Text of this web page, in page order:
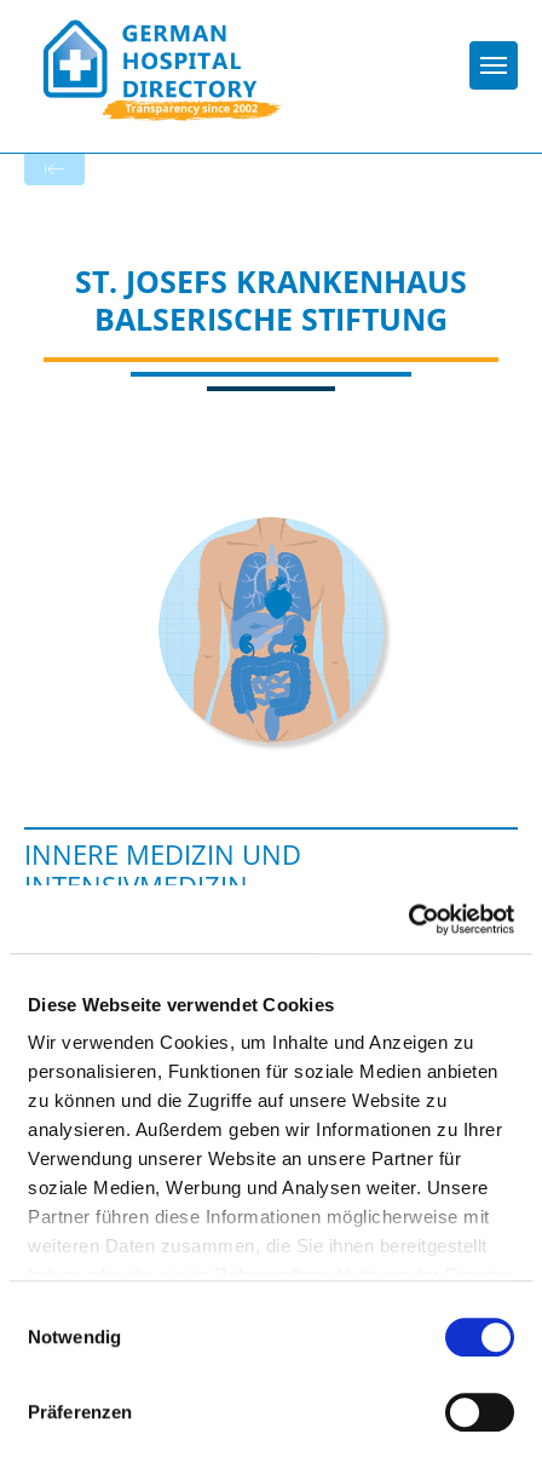
Diese Webseite verwendet Cookies
Wir verwenden Cookies, um Inhalte und Anzeigen zu
personalisieren, Funktionen für soziale Medien anbieten
zu können und die Zugriffe auf unsere Website zu
analysieren. Außerdem geben wir Informationen zu Ihrer
Verwendung unserer Website an unsere Partner für
soziale Medien, Werbung und Analysen weiter. Unsere
Partner führen diese Informationen möglicherweise mit
weiteren Daten zusammen, die Sie ihnen bereitgestellt
Notwendig
Präferenzen
ST. JOSEFS KRANKENHAUS
BALSERISCHE STIFTUNG
INNERE MEDIZIN UND
INTENSIVMEDIZIN
Wilhelmstrasse 7
Phone:0641-7002-0
Fax: 0641-71134
Mail:ed.abkoj@ofni
With emergency ambulance
Approach
Medical administration
Dr. med. Tina Hoffmann (Chefärztin der Diabetologie)